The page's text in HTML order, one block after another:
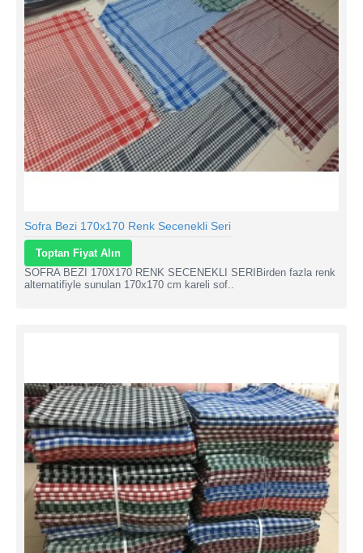
Sofra Bezi 170x170 Renk Secenekli Seri
Toptan Fiyat Alın
SOFRA BEZI 170X170 RENK SECENEKLI SERIBirden fazla renk
alternatifiyle sunulan 170x170 cm kareli sof..